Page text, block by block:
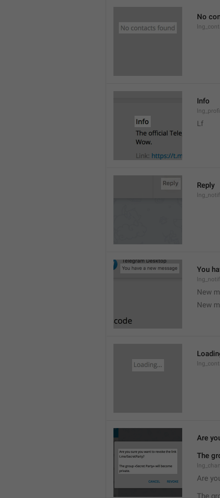
No
Info
Lf
Reply
You
New
New
Are
The
Are
The